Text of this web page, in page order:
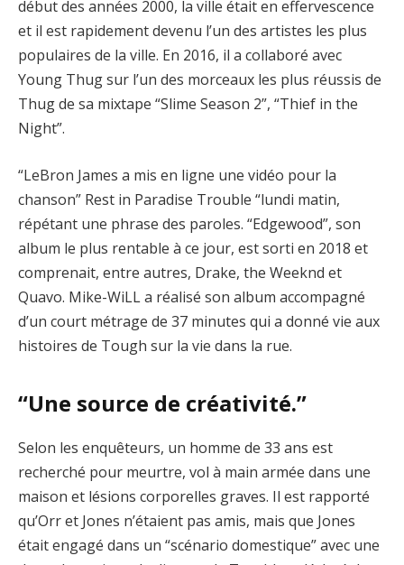
début des années 2000, la ville était en effervescence
et il est rapidement devenu l’un des artistes les plus
populaires de la ville. En 2016, il a collaboré avec
Young Thug sur l’un des morceaux les plus réussis de
Thug de sa mixtape “Slime Season 2”, “Thief in the
Night”.
“LeBron James a mis en ligne une vidéo pour la
chanson” Rest in Paradise Trouble “lundi matin,
répétant une phrase des paroles. “Edgewood”, son
album le plus rentable à ce jour, est sorti en 2018 et
comprenait, entre autres, Drake, the Weeknd et
Quavo. Mike-WiLL a réalisé son album accompagné
d’un court métrage de 37 minutes qui a donné vie aux
histoires de Tough sur la vie dans la rue.
“Une source de créativité.”
Selon les enquêteurs, un homme de 33 ans est
recherché pour meurtre, vol à main armée dans une
maison et lésions corporelles graves. Il est rapporté
qu’Orr et Jones n’étaient pas amis, mais que Jones
était engagé dans un “scénario domestique” avec une